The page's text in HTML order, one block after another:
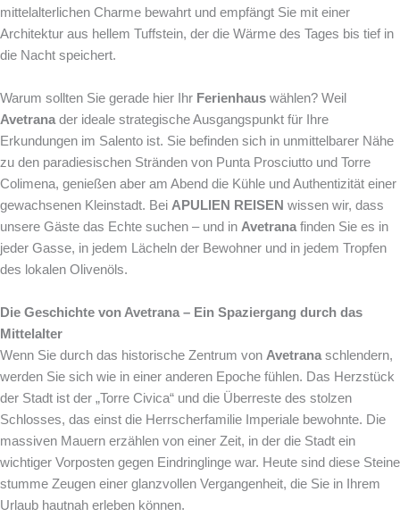
mittelalterlichen Charme bewahrt und empfängt Sie mit einer
Architektur aus hellem Tuffstein, der die Wärme des Tages bis tief in
die Nacht speichert.
Warum sollten Sie gerade hier Ihr Ferienhaus wählen? Weil
Avetrana der ideale strategische Ausgangspunkt für Ihre
Erkundungen im Salento ist. Sie befinden sich in unmittelbarer Nähe
zu den paradiesischen Stränden von Punta Prosciutto und Torre
Colimena, genießen aber am Abend die Kühle und Authentizität einer
gewachsenen Kleinstadt. Bei APULIEN REISEN wissen wir, dass
unsere Gäste das Echte suchen – und in Avetrana finden Sie es in
jeder Gasse, in jedem Lächeln der Bewohner und in jedem Tropfen
des lokalen Olivenöls.
Die Geschichte von Avetrana – Ein Spaziergang durch das
Mittelalter
Wenn Sie durch das historische Zentrum von Avetrana schlendern,
werden Sie sich wie in einer anderen Epoche fühlen. Das Herzstück
der Stadt ist der „Torre Civica“ und die Überreste des stolzen
Schlosses, das einst die Herrscherfamilie Imperiale bewohnte. Die
massiven Mauern erzählen von einer Zeit, in der die Stadt ein
wichtiger Vorposten gegen Eindringlinge war. Heute sind diese Steine
stumme Zeugen einer glanzvollen Vergangenheit, die Sie in Ihrem
Urlaub hautnah erleben können.